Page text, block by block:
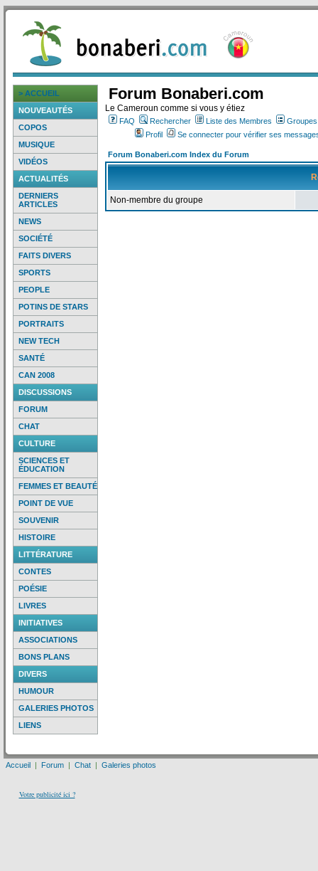
> ACCUEIL
NOUVEAUTÉS
COPOS
MUSIQUE
VIDÉOS
ACTUALITÉS
DERNIERS
ARTICLES
NEWS
SOCIÉTÉ
FAITS DIVERS
SPORTS
PEOPLE
POTINS DE STARS
PORTRAITS
NEW TECH
SANTÉ
CAN 2008
DISCUSSIONS
FORUM
CHAT
CULTURE
SCIENCES ET
ÉDUCATION
FEMMES ET BEAUTÉ
POINT DE VUE
SOUVENIR
HISTOIRE
LITTÉRATURE
CONTES
POÉSIE
LIVRES
INITIATIVES
ASSOCIATIONS
BONS PLANS
DIVERS
HUMOUR
GALERIES PHOTOS
LIENS
Forum Bonaberi.com
Le Cameroun comme si vous y étiez
FAQ Rechercher Liste des Membres
Profil
Se connecter pour vérifier ses
Forum Bonaberi.com Index du Forum
Non-membre du groupe
Accueil | Forum | Chat | Galeries photos
Votre publicité ici ?